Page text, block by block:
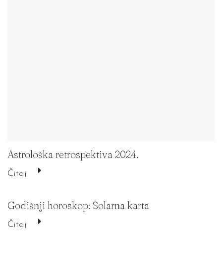
Astrološka retrospektiva 2024.
Čitaj
Godišnji horoskop: Solarna karta
Čitaj